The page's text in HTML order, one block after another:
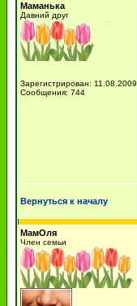
Маманька
Давний друг
Зарегистрирован: 11.08.2009
Сообщения: 744
Вернуться к началу
МамОля
Член семьи